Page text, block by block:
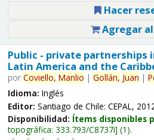
Hacer
Agregar
Public - private partnerships
Latin America and the
por Coviello, Manlio | Gollán, Juan |
Idioma: Inglés
Editor: Santiago de Chile: CEPAL,
Disponibilidad: Ítems disponibles
topográfica: 333.793/C8737i (1).